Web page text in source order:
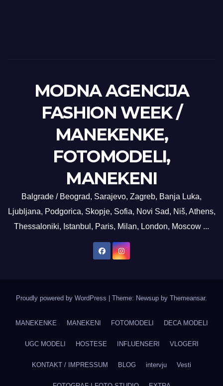
MODNA AGENCIJA
FASHION WEEK /
MANEKENKE,
FOTOMODELI,
MANEKENI
Balgrade / Beograd, Sarajevo, Zagreb, Banja Luka,
Ljubljana, Podgorica, Skopje, Sofia, Novi Sad, Niš, Athens,
Thessaloniki, Istanbul, Paris, Milan, London, Moscow ...
Proudly powered by WordPress Theme: Newsup by Themeansar.
MANEKENKE MANEKENI FOTOMODELI DECA MODELI
UGC MODELI HOSTESE INFLUENSERI VLOGERI
KONTAKT / IMPRESSUM BLOG intervju Vesti